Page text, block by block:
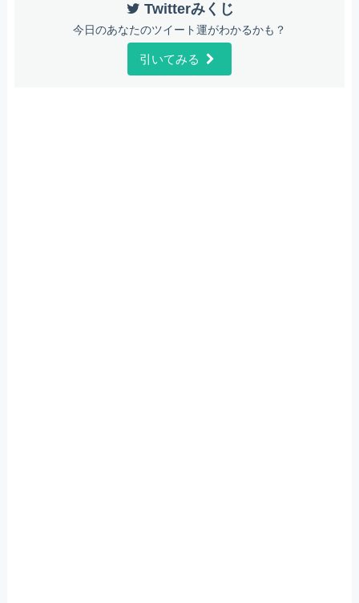
Twitterみくじ
今日のあなたのツイート運がわかるかも？
引いてみる